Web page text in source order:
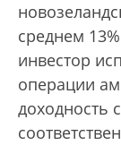
среднем
инвестор
операции
доходность